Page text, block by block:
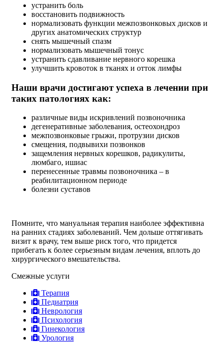
устранить боль
восстановить подвижность
нормализовать функции межпозвонковых дисков и
других анатомических структур
снять мышечный спазм
нормализовать мышечный тонус
устранить сдавливание нервного корешка
улучшить кровоток в тканях и отток лимфы
Наши врачи достигают успеха в лечении при
таких патологиях как:
различные виды искривлений позвоночника
дегенеративные заболевания, остеохондроз
межпозвонковые грыжи, протрузии дисков
смещения, подвывихи позвонков
защемления нервных корешков, радикулиты,
люмбаго, ишиас
перенесенные травмы позвоночника – в
реабилитационном периоде
болезни суставов
Помните, что мануальная терапия наиболее эффективна
на ранних стадиях заболеваний. Чем дольше оттягивать
визит к врачу, тем выше риск того, что придется
прибегать к более серьезным видам лечения, вплоть до
хирургического вмешательства.
Смежные услуги
Терапия
Педиатрия
Неврология
Психология
Гинекология
Урология